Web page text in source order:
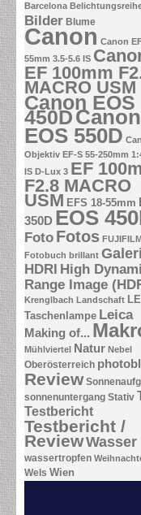
Barcelona
Bilder Blume
Canon Canon
55mm 3.5-5.6 IS
EF 100mm
MACRO USM
Canon EOS
450DCanon
EOS 550D
Objektiv EF-S 55-250mm
IS D-Lux 3 EF
F2.8 MACRO
USM EFS 18-55mm
350D EOS
Foto Fotos
Fotobuch brillant
HDRI High
Range Image
Krenglbach Landschaft
Taschenlampe Leica
Making of...
Mühlviertel Natur Nebel
Oberösterreich
Review
sonnenuntergang Stativ
Testbericht
Testbericht /
ReviewWasser
wassertropfen
Wels Wien